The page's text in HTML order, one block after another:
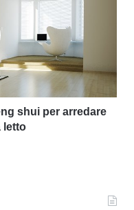
shui per arredare
letto